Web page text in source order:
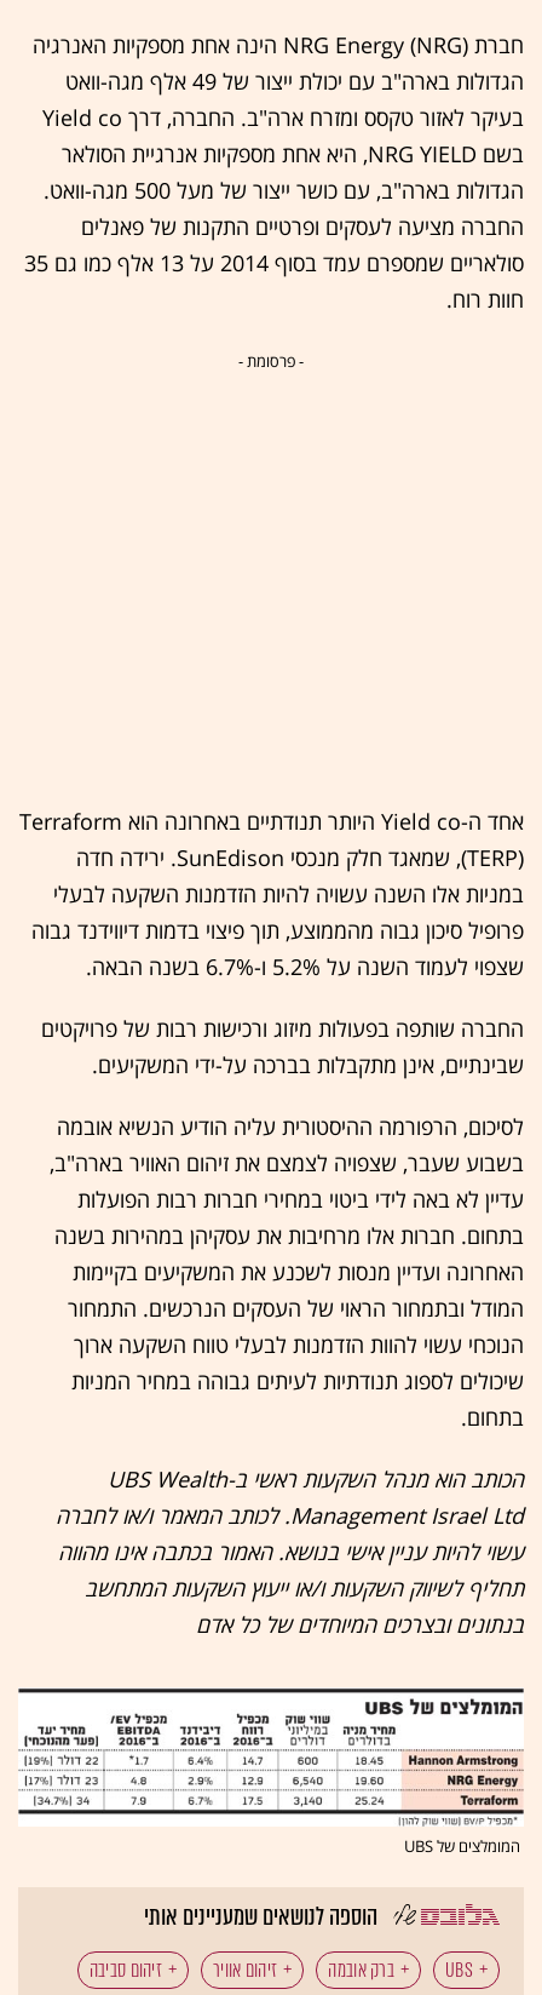
חברת NRG Energy (NRG) הינה אחת מספקיות האנרגיה
הגדולות בארה"ב עם יכולת ייצור של 49 אלף מגה-וואט
בעיקר לאזור טקסס ומזרח ארה"ב. החברה, דרך Yield co
בשם NRG YIELD, היא אחת מספקיות אנרגיית הסולאר
הגדולות בארה"ב, עם כושר ייצור של מעל 500 מגה-וואט.
החברה מציעה לעסקים ופרטיים התקנות של פאנלים
סולאריים שמספרם עמד בסוף 2014 על 13 אלף כמו גם 35
חוות רוח.
- פרסומת -
אחד ה-Yield co היותר תנודתיים באחרונה הוא Terraform
(TERP), שמאגד חלק מנכסי SunEdison. ירידה חדה
במניות אלו השנה עשויה להיות הזדמנות השקעה לבעלי
פרופיל סיכון גבוה מהממוצע, תוך פיצוי בדמות דיווידנד גבוה
שצפוי לעמוד השנה על 5.2% ו-6.7% בשנה הבאה.
החברה שותפה בפעולות מיזוג ורכישות רבות של פרויקטים
שבינתיים, אינן מתקבלות בברכה על-ידי המשקיעים.
לסיכום, הרפורמה ההיסטורית עליה הודיע הנשיא אובמה
בשבוע שעבר, שצפויה לצמצם את זיהום האוויר בארה"ב,
עדיין לא באה לידי ביטוי במחירי חברות רבות הפועלות
בתחום. חברות אלו מרחיבות את עסקיהן במהירות בשנה
האחרונה ועדיין מנסות לשכנע את המשקיעים בקיימות
המודל ובתמחור הראוי של העסקים הנרכשים. התמחור
הנוכחי עשוי להוות הזדמנות לבעלי טווח השקעה ארוך
שיכולים לספוג תנודתיות לעיתים גבוהה במחיר המניות
בתחום.
הכותב הוא מנהל השקעות ראשי ב-UBS Wealth
Management Israel Ltd. לכותב המאמר ו/או לחברה
עשוי להיות עניין אישי בנושא. האמור בכתבה אינו מהווה
תחליף לשיווק השקעות ו/או ייעוץ השקעות המתחשב
בנתונים ובצרכים המיוחדים של כל אדם
המומלצים של UBS
הוספה לנושאים שמעניינים אותי
UBS ברק אובמה זיהום אוויר זיהום סביבה